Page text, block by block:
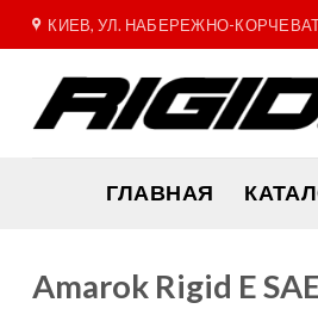
КИЕВ, УЛ. НАБЕРЕЖНО-
ГЛАВНАЯ
Amarok Rigid E